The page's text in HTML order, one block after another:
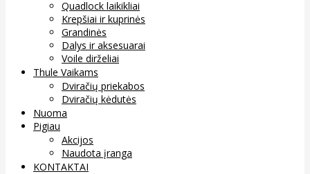
Quadlock laikikliai
Krepšiai ir kuprinės
Grandinės
Dalys ir aksesuarai
Voile dirželiai
Thule Vaikams
Dviračių priekabos
Dviračių kėdutės
Nuoma
Pigiau
Akcijos
Naudota įranga
KONTAKTAI